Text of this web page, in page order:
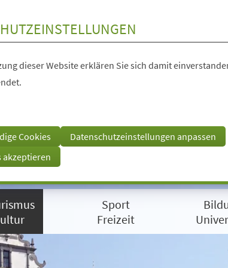
dieser Website erklären Sie sich damit
Cookies
Datenschutzeinstellungen anpassen
akzeptieren
Sport
Freizeit